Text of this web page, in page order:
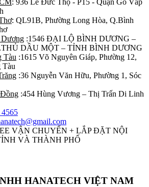
: QL91B, Phường Long Hòa, Q.Bình
:1546 ĐẠI LỘ BÌNH DƯƠNG –
DẦU MỘT – TỈNH BÌNH DƯƠNG
Tàu :1615 Võ Nguyên Giáp, Phường 12,
Tàu
:36 Nguyễn Văn Hữu, Phường 1, Sóc
:454 Hùng Vương – Thị Trấn Di Linh
VẬN CHUYỂN + LẮP ĐẶT NỘI
VÀ THÀNH PHỐ
HANATECH VIỆT NAM